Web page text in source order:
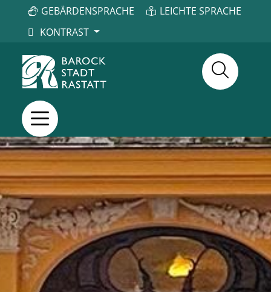
GEBÄRDENSPRACHE
LEICHTE SPRACHE
KONTRAST